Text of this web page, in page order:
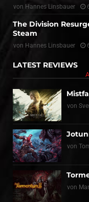
von Hannes Linsbauer
The Division
Steam
von Hannes Linsbauer
LATEST REVIEWS
von
von
von